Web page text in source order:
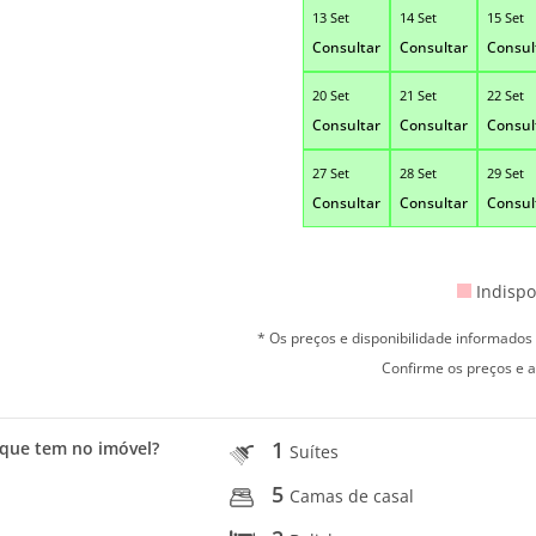
13 Set
Consultar
14 Set
Consultar
15 Set
20 Set
Consultar
21 Set
Consultar
22 Set
27 Set
Consultar
28 Set
Consultar
29 Set
* Os preços e disponibilidade
Confirme os preços e
tem no imóvel? 1Suítes
5 Camas de casal